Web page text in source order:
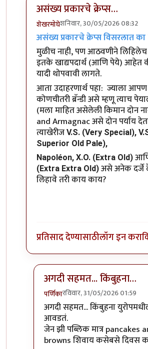
असंख्य प्रकारचे क्रेप्स…
शेखरमोघेशनिवार, 30/05/2026 08:32
In reply toकिमान काही आगळ्या
असंख्य प्रकारचे क्रेप्स विसरलात का
मुळीच नाही, पण आठवणीने
इतके खाद्यपदार्थ (आणि पेये) आहेत
यादी थोपवावी लागते.
आता उदाहरणार्थ पहा: ज्याला
कोणचीतरी ब्रॅन्डी असे म्हणू त्याच
(मला माहित असेलेली किमान दोन
and Armagnac असे दोन पर्याय
त्याखेरीज V.S. (Very Special),
Superior Old Pale),
Napoléon, X.O. (Extra Old)
(Extra Extra Old) असे अनेक दर्जे
लिहावे तरी काय काय?
प्रतिसाद देण्यासाठीलॉग इन करा
अगदी सहमत... किंबुहना…
पर्णिकारविवार, 31/05/2026 01:59
In reply toअसंख्य प्रकारचे
अगदी सहमत... किंबुहना
आवडतं.
जेन झी पब्लिक मात्र pancakes
browns शिवाय कसेबसे दिवस